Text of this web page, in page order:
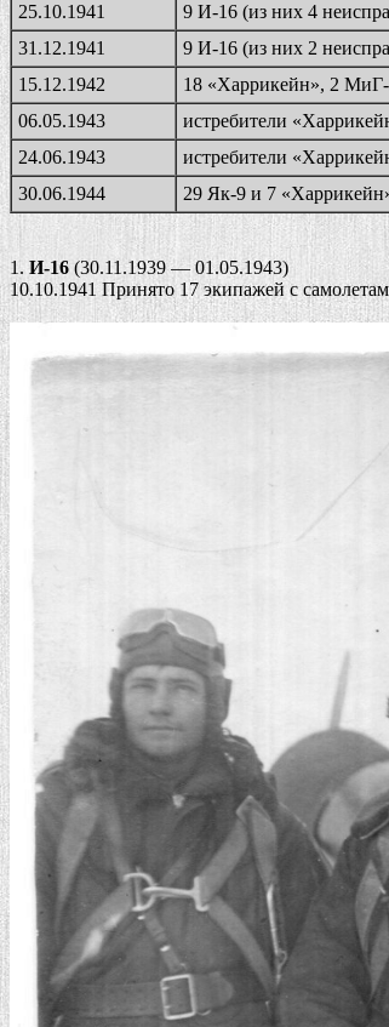
25.10.1941
9 И-16 (из них 4
31.12.1941
9 И-16 (из них 2
15.12.1942
18 «Харрикейн», 2
06.05.1943
истребители
24.06.1943
истребители
30.06.1944
29 Як-9 и 7
1. И-16 (30.11.1939 — 01.05.1943)
10.10.1941 Принято 17 экипажей с